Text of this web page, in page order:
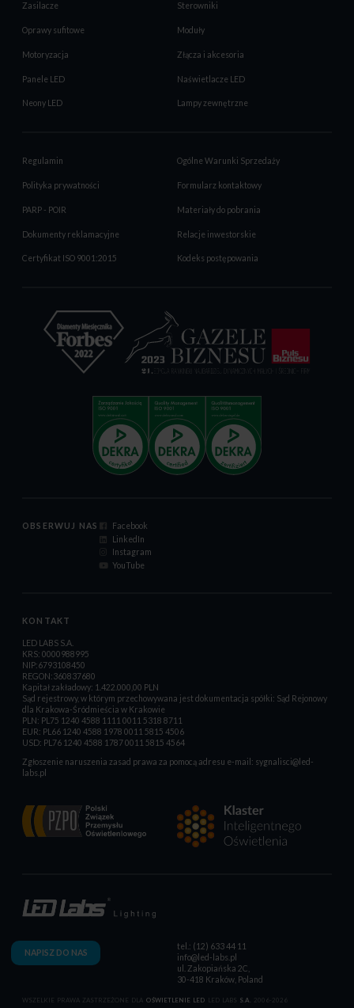
Zasilacze Sterowniki
Oprawy sufitowe Moduły
Motoryzacja Złącza i akcesoria
Panele LED Naświetlacze LED
Neony LED Lampy zewnętrzne
Regulamin Ogólne Warunki Sprzedaży
Polityka prywatności Formularz kontaktowy
PARP - POIR Materiały do pobrania
Dokumenty reklamacyjne Relacje inwestorskie
Certyfikat ISO 9001:2015 Kodeks postępowania
OBSERWUJ NAS
Facebook
LinkedIn
Instagram
YouTube
KONTAKT
LED LABS S.A.
KRS: 0000988995
NIP:6793108450
REGON:360837680
Kapitał zakładowy: 1.422.000,00 PLN
Sąd rejestrowy, w którym przechowywana jest dokumentacja spółki: Sąd Rejonowy
dla Krakowa-Śródmieścia w Krakowie
PLN: PL75 1240 4588 1111 0011 5318 8711
EUR: PL66 1240 4588 1978 0011 5815 4506
USD: PL76 1240 4588 1787 0011 5815 4564
Zgłoszenie naruszenia zasad prawa za pomocą adresu e-mail: sygnalisci@led-
labs.pl
NAPISZ DO NAS
tel.: (12) 633 44 11
info@led-labs.pl
ul. Zakopiańska 2C,
30-418 Kraków, Poland
WSZELKIE PRAWA ZASTRZEŻONE DLA OŚWIETLENIE LED LED LABS S.A. 2006-2026